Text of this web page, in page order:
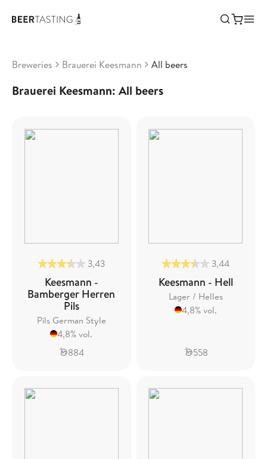
Breweries Brauerei Keesmann All beers
Brauerei Keesmann: All beers
3,43
Keesmann -
Bamberger Herren
Pils
Pils German Style
4,8% vol.
884
3,44
Keesmann - Hell
Lager / Helles
4,8% vol.
558